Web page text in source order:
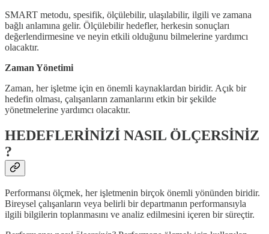
SMART metodu, spesifik, ölçülebilir, ulaşılabilir, ilgili ve zamana
bağlı anlamına gelir. Ölçülebilir hedefler, herkesin sonuçları
değerlendirmesine ve neyin etkili olduğunu bilmelerine yardımcı
olacaktır.
Zaman Yönetimi
Zaman, her işletme için en önemli kaynaklardan biridir. Açık bir
hedefin olması, çalışanların zamanlarını etkin bir şekilde
yönetmelerine yardımcı olacaktır.
HEDEFLERİNİZİ NASIL ÖLÇERSİNİZ
?
Performansı ölçmek, her işletmenin birçok önemli yönünden biridir.
Bireysel çalışanların veya belirli bir departmanın performansıyla
ilgili bilgilerin toplanmasını ve analiz edilmesini içeren bir süreçtir.